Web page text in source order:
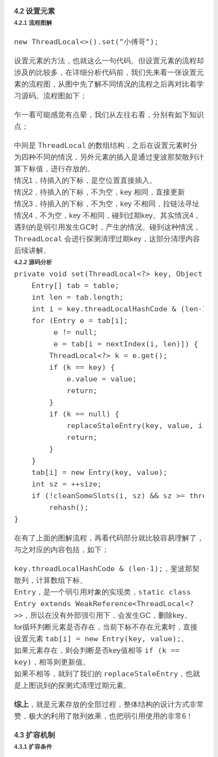
4.2 设置元素
4.2.1 流程图解
new ThreadLocal<>().set("小傅哥");
设置元素的方法，也就这么一句代码。但设置元素的流程却
涉及的比较多，在详细分析代码前，我们先来看一张设置元
素的流程图，从图中先了解不同情况的流程之后再对比着学
习源码。流程图如下；
乍一看可能感觉有点晕，我们从左往右看，分别有如下知识
点；
中间是 ThreadLocal 的数组结构，之后在设置元素时分
为四种不同的情况，另外元素的插入是通过斐波那契散列计
算下标值，进行存放的。
情况1，待插入的下标，是空位置直接插入。
情况2，待插入的下标，不为空，key 相同，直接更新
情况3，待插入的下标，不为空，key 不相同，拉链法寻址
情况4，不为空，key 不相同，碰到过期key。其实情况4，
遇到的是弱引用发生GC时，产生的情况。碰到这种情况，
ThreadLocal 会进行探测清理过期key，这部分清理内容
后续讲解。
4.2.2 源码分析
private void set (ThreadLocal<?> key, Object
Entry[] tab = table;
int
len = tab . length ;
int
i = key. threadLocalHashCode & (len-1
for
(Entry e = tab [i];
e
!= null ;
e = tab [i = nextIndex(i , len)])
{
ThreadLocal<?> k = e. get ();
if
(k == key)
{
e. value = value;
return ;
}
if
(k == null)
{
replaceStaleEntry(key, value, i);
return ;
}
}
tab [i] = new Entry(key, value);
int
sz = ++size;
if
(! cleanSomeSlots (i , sz) && sz >=
rehash ();
}
在有了上面的图解流程，再看代码部分就比较容易理解了，
与之对应的内容包括，如下；
key.threadLocalHashCode & (len-1); ，斐波那契
散列，计算数组下标。
Entry，是一个弱引用对象的实现类， static class
Entry extends WeakReference<ThreadLocal<?
>>，所以在没有外部强引用下，会发生GC，删除key。
for循环判断元素是否存在，当前下标不存在元素时，直接
设置元素 tab[i] = new Entry(key, value); 。
如果元素存在，则会判断是否key值相等 if (k ==
key) ，相等则更新值。
如果不相等，就到了我们的 replaceStaleEntry，也就
是上图说到的探测式清理过期元素。
综上 ，就是元素存放的全部过程，整体结构的设计方式非常
赞，极大的利用了散列效果，也把弱引用使用的非常6！
4.3 扩容机制
4.3.1 扩容条件